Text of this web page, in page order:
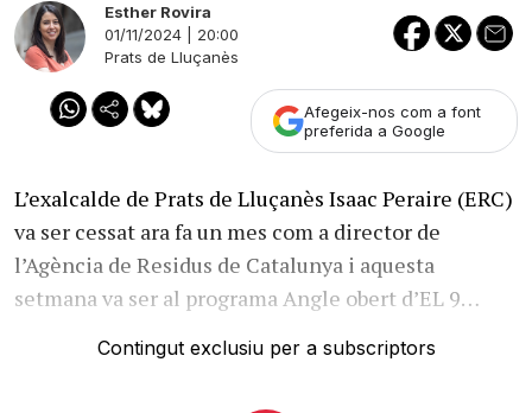
Esther Rovira
01/11/2024 | 20:00
Prats de Lluçanès
Afegeix-nos com a font
preferida a Google
L’exalcalde de Prats de Lluçanès Isaac Peraire (ERC)
va ser cessat ara fa un mes com a director de
l’Agència de Residus de Catalunya i aquesta
setmana va ser al programa Angle obert d’EL 9…
Contingut exclusiu per a subscriptors